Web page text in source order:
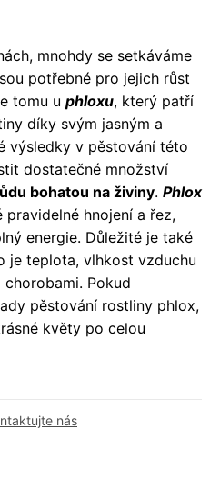
mnohdy se setkáváme
potřebné pro jejich růst
tomu u phloxu, který patří
díky svým jasným a
výsledky v pěstování této
dostatečné množství
bohatou na živiny. Phlox
hnojení a řez,
energie. Důležité je také
je teplota, vlhkost vzduchu
Pokud
pěstování rostliny phlox,
květy po celou
nás